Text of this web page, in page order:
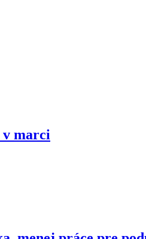
v marci